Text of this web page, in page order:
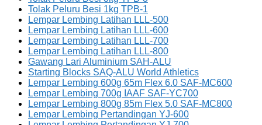
Tolak Peluru Besi 1kg TPB-1
Lempar Lembing Latihan LLL-500
Lempar Lembing Latihan LLL-600
Lempar Lembing Latihan LLL-700
Lempar Lembing Latihan LLL-800
Gawang Lari Aluminium SAH-ALU
Starting Blocks SAQ-ALU World Athletics
Lempar Lembing 600g 65m Flex 6.0 SAF-MC600
Lempar Lembing 700g IAAF SAF-YC700
Lempar Lembing 800g 85m Flex 5.0 SAF-MC800
Lempar Lembing Pertandingan YJ-600